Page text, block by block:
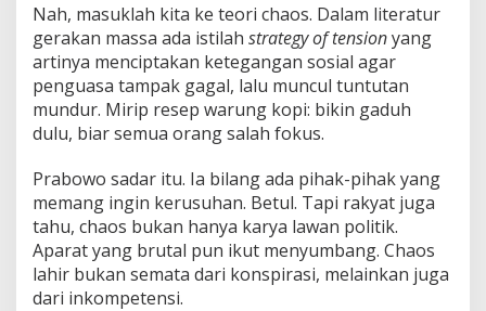
Nah, masuklah kita ke teori chaos. Dalam literatur
gerakan massa ada istilah strategyof tensionyang
artinya menciptakan ketegangan sosial agar
penguasa tampak gagal, lalu muncul tuntutan
mundur. Mirip resep warung kopi: bikin gaduh
dulu, biar semua orang salah fokus.
Prabowo sadar itu. Ia bilang ada pihak-pihak yang
memang ingin kerusuhan. Betul. Tapi rakyat juga
tahu, chaos bukan hanya karya lawan politik.
Aparat yang brutal pun ikut menyumbang. Chaos
lahir bukan semata dari konspirasi, melainkan juga
dari inkompetensi.